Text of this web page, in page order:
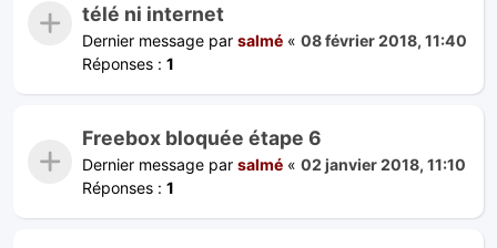
télé ni internet
Dernier message par salmé « 08 février 2018, 11:40
Réponses : 1
Freebox bloquée étape 6
Dernier message par salmé « 02 janvier 2018, 11:10
Réponses : 1